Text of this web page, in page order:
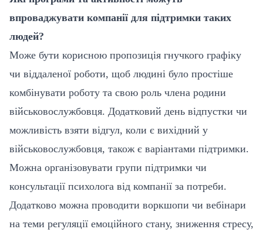
впроваджувати компанії для підтримки таких
людей?
Може бути корисною пропозиція гнучкого графіку
чи віддаленої роботи, щоб людині було простіше
комбінувати роботу та свою роль члена родини
військовослужбовця. Додатковий день відпустки чи
можливість взяти відгул, коли є вихідний у
військовослужбовця, також є варіантами підтримки.
Можна організовувати групи підтримки чи
консультації психолога від компанії за потреби.
Додатково можна проводити воркшопи чи вебінари
на теми регуляції емоційного стану, зниження стресу,